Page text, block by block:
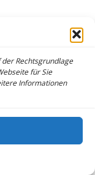
Rechtsgrundlage
für Sie
Informationen